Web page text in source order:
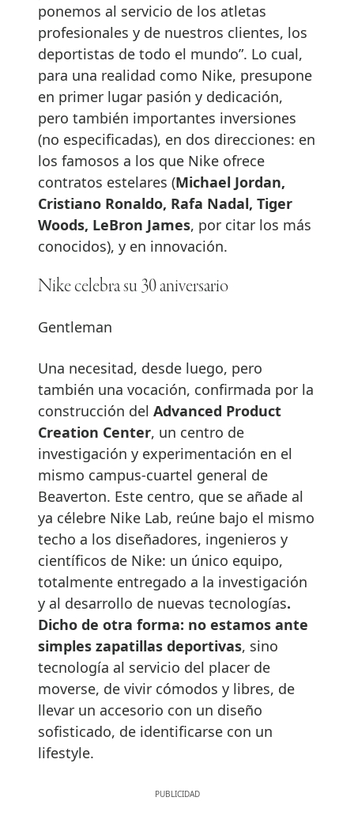
ponemos al servicio de los atletas
profesionales y de nuestros clientes, los
deportistas de todo el mundo”. Lo cual,
para una realidad como Nike, presupone
en primer lugar pasión y dedicación,
pero también importantes inversiones
(no especificadas), en dos direcciones: en
los famosos a los que Nike ofrece
contratos estelares (Michael Jordan,
Cristiano Ronaldo, Rafa Nadal, Tiger
Woods, LeBron James, por citar los más
conocidos), y en innovación.
Nike celebra su 30 aniversario
Gentleman
Una necesitad, desde luego, pero
también una vocación, confirmada por la
construcción del Advanced Product
Creation Center, un centro de
investigación y experimentación en el
mismo campus-cuartel general de
Beaverton. Este centro, que se añade al
ya célebre Nike Lab, reúne bajo el mismo
techo a los diseñadores, ingenieros y
científicos de Nike: un único equipo,
totalmente entregado a la investigación
y al desarrollo de nuevas tecnologías.
Dicho de otra forma: no estamos ante
simples zapatillas deportivas, sino
tecnología al servicio del placer de
moverse, de vivir cómodos y libres, de
llevar un accesorio con un diseño
sofisticado, de identificarse con un
lifestyle.